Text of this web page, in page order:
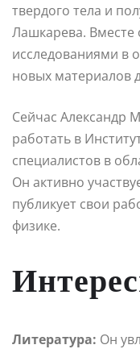
твердого тела и
Лашкарева. Вместе
исследованиями в
новых материалов
Сейчас Александр
работать в
специалистов в
Он активно
публикует свои
физике.
Литература: Он